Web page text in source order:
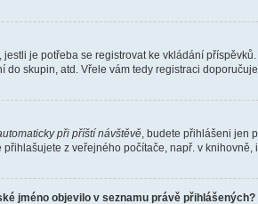
je potřeba se registrovat ke vkládání
skupin, atd. Vřele vám tedy registraci
při příští návštěvě , budete přihlášeni jen
z veřejného počítače, např. v knihovně,
jméno objevilo v seznamu právě přihlášených?